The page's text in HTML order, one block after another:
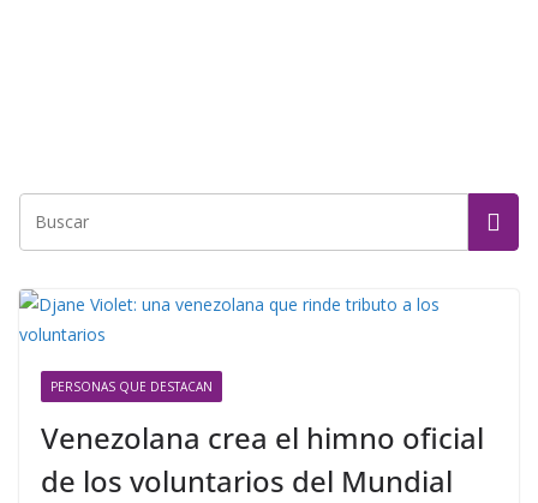
PERSONAS QUE DESTACAN
Venezolana crea el himno oficial
de los voluntarios del Mundial